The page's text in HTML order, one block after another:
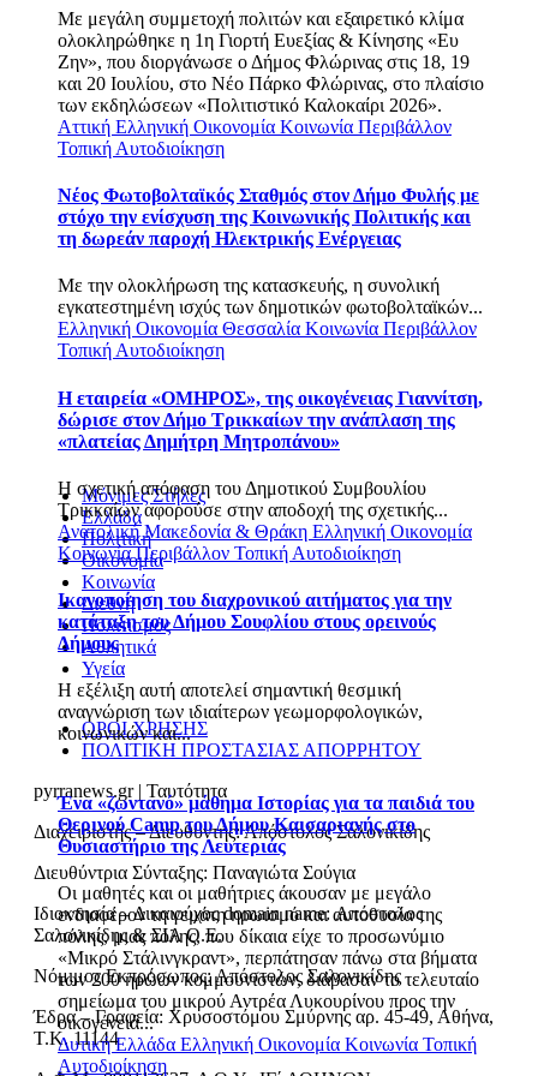
Με μεγάλη συμμετοχή πολιτών και εξαιρετικό κλίμα
ολοκληρώθηκε η 1η Γιορτή Ευεξίας & Κίνησης «Ευ
Ζην», που διοργάνωσε ο Δήμος Φλώρινας στις 18, 19
και 20 Ιουλίου, στο Νέο Πάρκο Φλώρινας, στο πλαίσιο
των εκδηλώσεων «Πολιτιστικό Καλοκαίρι 2026».
Αττική Ελληνική Οικονομία Κοινωνία Περιβάλλον
Τοπική Αυτοδιοίκηση
Νέος Φωτοβολταϊκός Σταθμός στον Δήμο Φυλής με
στόχο την ενίσχυση της Κοινωνικής Πολιτικής και
τη δωρεάν παροχή Ηλεκτρικής Ενέργειας
Με την ολοκλήρωση της κατασκευής, η συνολική
εγκατεστημένη ισχύς των δημοτικών φωτοβολταϊκών...
Ελληνική Οικονομία Θεσσαλία Κοινωνία Περιβάλλον
Τοπική Αυτοδιοίκηση
Η εταιρεία «ΟΜΗΡΟΣ», της οικογένειας Γιαννίτση,
δώρισε στον Δήμο Τρικκαίων την ανάπλαση της
«πλατείας Δημήτρη Μητροπάνου»
Η σχετική απόφαση του Δημοτικού Συμβουλίου
Τρικκαίων αφορούσε στην αποδοχή της σχετικής...
Ανατολική Μακεδονία & Θράκη Ελληνική Οικονομία
ΚοινωνίαΠεριβάλλον Τοπική Αυτοδιοίκηση
Ικανοποίηση του διαχρονικού αιτήματος για την
κατάταξη του Δήμου Σουφλίου στους ορεινούς
Δήμους
Η εξέλιξη αυτή αποτελεί σημαντική θεσμική
αναγνώριση των ιδιαίτερων γεωμορφολογικών,
κοινωνικών και...
Ένα «ζωντανό» μάθημα Ιστορίας για τα παιδιά του
Θερινού Camp του Δήμου Καισαριανής στο
Θυσιαστήριο της Λευτεριάς
Οι μαθητές και οι μαθήτριες άκουσαν με μεγάλο
ενδιαφέρον τη γεμάτη ηρωισμό και αυτοθυσία της
πόλης, μιας πόλης, που δίκαια είχε το προσωνύμιο
«Μικρό Στάλινγκραντ», περπάτησαν πάνω στα βήματα
των 200 ηρώων κομμουνιστών, διάβασαν το τελευταίο
σημείωμα του μικρού Αντρέα Λυκουρίνου προς την
οικογένειά...
Δυτική Ελλάδα Ελληνική Οικονομία Κοινωνία Τοπική
Αυτοδιοίκηση
Μόνιμες Στήλες
Ελλάδα
Πολιτική
Οικονομία
Κοινωνία
Διεθνή
Πολιτισμός
Αθλητικά
Υγεία
ΟΡΟΙ ΧΡΗΣΗΣ
ΠΟΛΙΤΙΚΗ ΠΡΟΣΤΑΣΙΑΣ ΑΠΟΡΡΗΤΟΥ
pyrranews.gr | Ταυτότητα
Διαχειριστής – Διευθυντής: Απόστολος Σαλονικίδης
Διευθύντρια Σύνταξης: Παναγιώτα Σούγια
Ιδιοκτησία – Δικαιούχος domain name: Απόστολος
Σαλονικίδης & ΣΙΑ Ο.Ε.
Νόμιμος Εκπρόσωπος: Απόστολος Σαλονικίδης
Έδρα – Γραφεία: Χρυσοστόμου Σμύρνης αρ. 45-49, Αθήνα,
Τ.Κ. 11144